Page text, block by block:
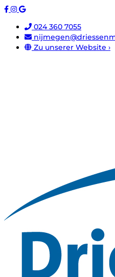
024 360 7055
Zu unserer Website ›